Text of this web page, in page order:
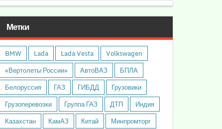
Метки
BMW Lada Lada Vesta
Volkswagen
«Вертолеты России»
АвтоВАЗ
БПЛА
Белоруссия
ГАЗ ГИБДД
Грузовики
Грузоперевозки
Группа ГАЗ ДТП
Индия
Казахстан
КамАЗ Китай
Минпромторг